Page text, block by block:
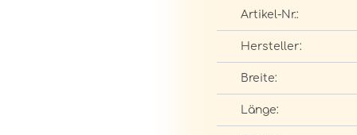
Artikel-Nr.:
Hersteller:
Breite:
Länge: